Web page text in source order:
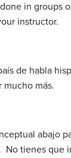
in groups
instructor.
de habla
mucho más.
abajo
No tienes que